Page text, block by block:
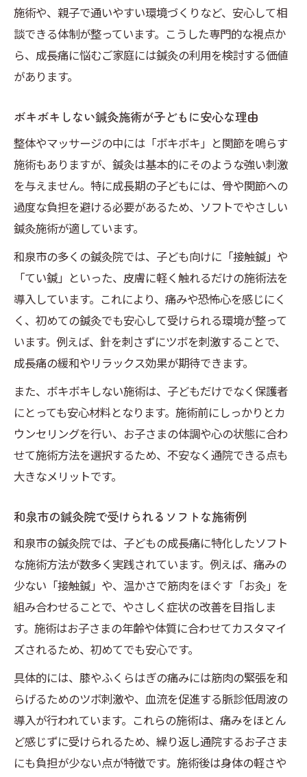
施術や、親子で通いやすい環境づくりなど、安心して相
談できる体制が整っています。こうした専門的な視点か
ら、成長痛に悩むご家庭には鍼灸の利用を検討する価値
があります。
ボキボキしない鍼灸施術が子どもに安心な理由
整体やマッサージの中には「ボキボキ」と関節を鳴らす
施術もありますが、鍼灸は基本的にそのような強い刺激
を与えません。特に成長期の子どもには、骨や関節への
過度な負担を避ける必要があるため、ソフトでやさしい
鍼灸施術が適しています。
和泉市の多くの鍼灸院では、子ども向けに「接触鍼」や
「てい鍼」といった、皮膚に軽く触れるだけの施術法を
導入しています。これにより、痛みや恐怖心を感じにく
く、初めての鍼灸でも安心して受けられる環境が整って
います。例えば、針を刺さずにツボを刺激することで、
成長痛の緩和やリラックス効果が期待できます。
また、ボキボキしない施術は、子どもだけでなく保護者
にとっても安心材料となります。施術前にしっかりとカ
ウンセリングを行い、お子さまの体調や心の状態に合わ
せて施術方法を選択するため、不安なく通院できる点も
大きなメリットです。
和泉市の鍼灸院で受けられるソフトな施術例
和泉市の鍼灸院では、子どもの成長痛に特化したソフト
な施術方法が数多く実践されています。例えば、痛みの
少ない「接触鍼」や、温かさで筋肉をほぐす「お灸」を
組み合わせることで、やさしく症状の改善を目指しま
す。施術はお子さまの年齢や体質に合わせてカスタマイ
ズされるため、初めてでも安心です。
具体的には、膝やふくらはぎの痛みには筋肉の緊張を和
らげるためのツボ刺激や、血流を促進する脈診低周波の
導入が行われています。これらの施術は、痛みをほとん
ど感じずに受けられるため、繰り返し通院するお子さま
にも負担が少ない点が特徴です。施術後は身体の軽さや